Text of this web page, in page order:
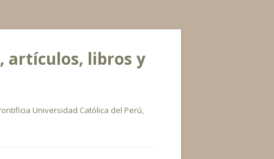
artículos, libros y
Universidad Católica del Perú,